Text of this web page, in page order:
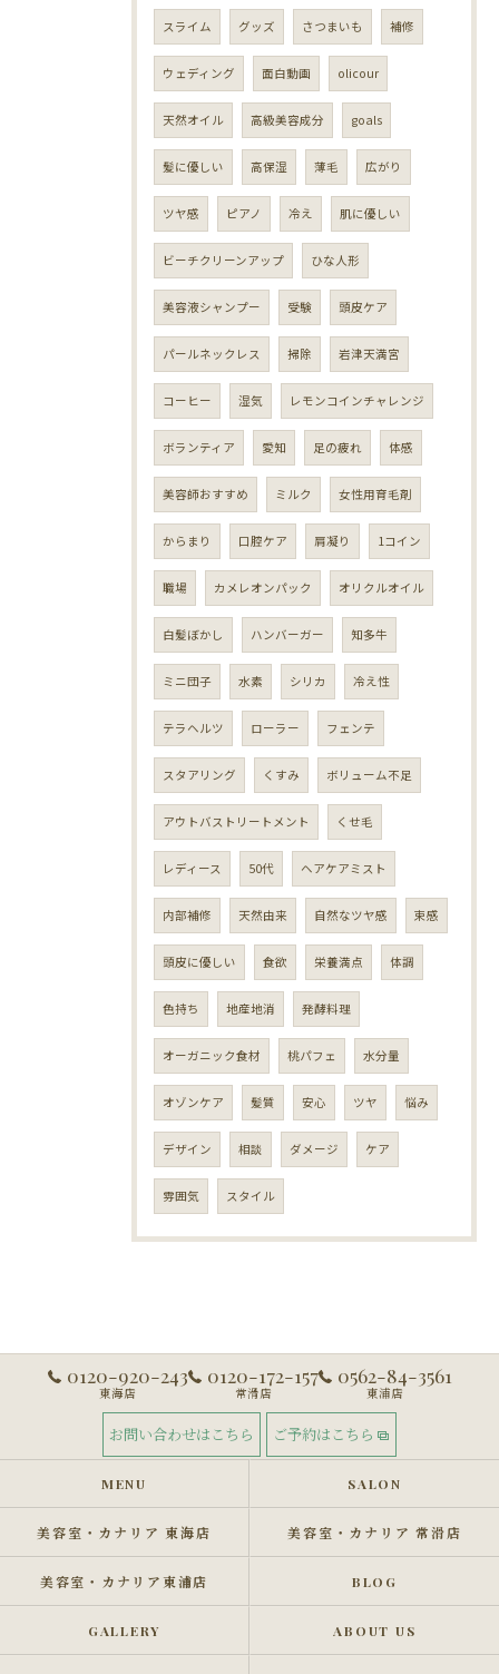
スライム グッズ さつまいも 補修
ウェディング 面白動画 olicour
天然オイル 高級美容成分 goals
髪に優しい 高保湿 薄毛 広がり
ツヤ感 ピアノ 冷え 肌に優しい
ビーチクリーンアップ ひな人形
美容液シャンプー 受験 頭皮ケア
パールネックレス 掃除 岩津天満宮
コーヒー 湿気 レモンコインチャレンジ
ボランティア 愛知 足の疲れ 体感
美容師おすすめ ミルク 女性用育毛剤
からまり 口腔ケア 肩凝り 1コイン
職場 カメレオンパック オリクルオイル
白髪ぼかし ハンバーガー 知多牛
ミニ団子 水素 シリカ 冷え性
テラヘルツ ローラー フェンテ
スタアリング くすみ ボリューム不足
アウトバストリートメント くせ毛
レディース 50代 ヘアケアミスト
内部補修 天然由来 自然なツヤ感 束感
頭皮に優しい 食欲 栄養満点 体調
色持ち 地産地消 発酵料理
オーガニック食材 桃パフェ 水分量
オゾンケア 髪質 安心 ツヤ 悩み
デザイン 相談 ダメージ ケア
雰囲気 スタイル
0120-920-243
東海店
0120-172-157
常滑店
0562-84-3561
東浦店
お問い合わせはこちら ご予約はこちら
MENU SALON
美容室・カナリア 東海店 美容室・カナリア 常滑店
美容室・カナリア東浦店 BLOG
GALLERY ABOUT US